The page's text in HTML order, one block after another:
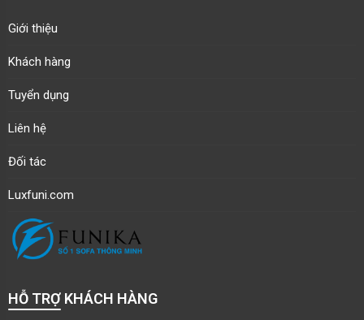
Giới thiệu
Khách hàng
Tuyển dụng
Liên hệ
Đối tác
Luxfuni.com
HỖ TRỢ KHÁCH HÀNG